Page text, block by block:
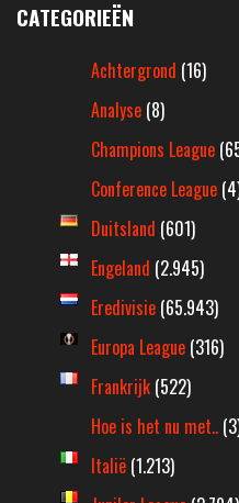
CATEGORIEËN
Achtergrond (16)
Analyse (8)
Champions League
Conference League
Duitsland (601)
Engeland (2.945)
Eredivisie (65.943)
Europa League (316)
Frankrijk (522)
Hoe is het nu met..
Italië (1.213)